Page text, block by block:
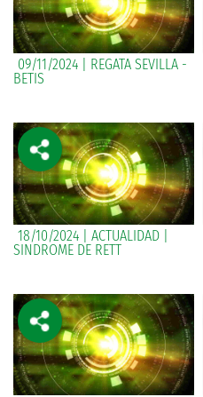
09/11/2024 | REGATA SEVILLA -
BETIS
18/10/2024 | ACTUALIDAD |
SINDROME DE RETT